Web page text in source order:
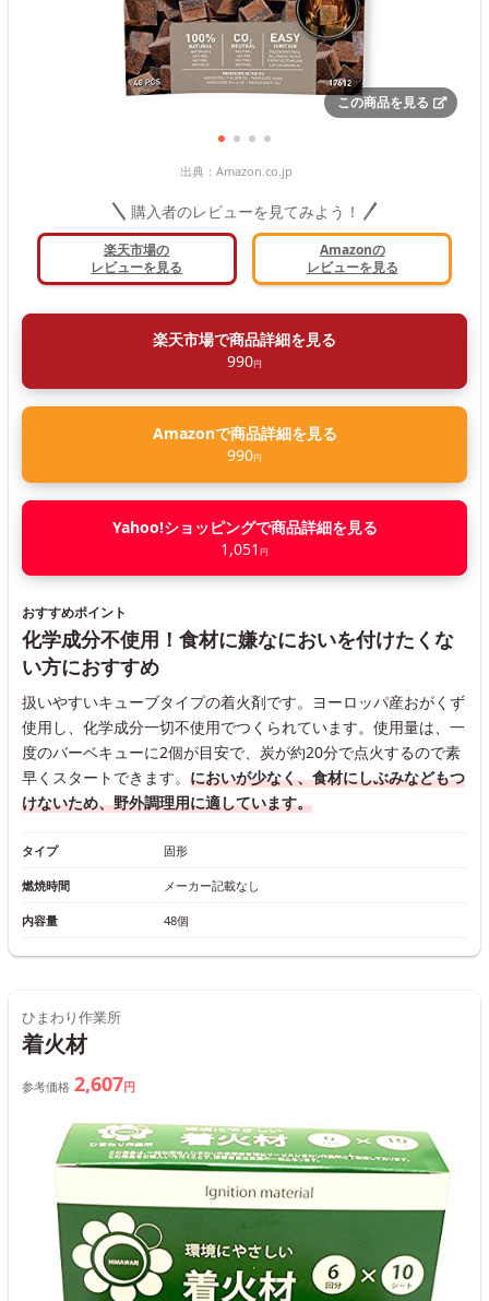
この商品を見る
出典： Amazon.co.jp
購入者のレビューを見てみよう！
楽天市場の
レビューを見る
Amazonの
レビューを見る
楽天市場で商品詳細を見る
990円
Amazonで商品詳細を見る
990円
Yahoo!ショッピングで商品詳細を見る
1,051 円
おすすめポイント
化学成分不使用！食材に嫌なにおいを付けたくな
い方におすすめ
扱いやすいキューブタイプの着火剤です。ヨーロッパ産おがくず
使用し、化学成分一切不使用でつくられています。使用量は、一
度のバーベキューに2個が目安で、炭が約20分で点火するので素
早くスタートできます。 においが少なく、食材にしぶみなどもつ
けないため、野外調理用に適しています。
タイプ 固形
燃焼時間 メーカー記載なし
内容量 48個
ひまわり作業所
着火材
参考価格 2,607円